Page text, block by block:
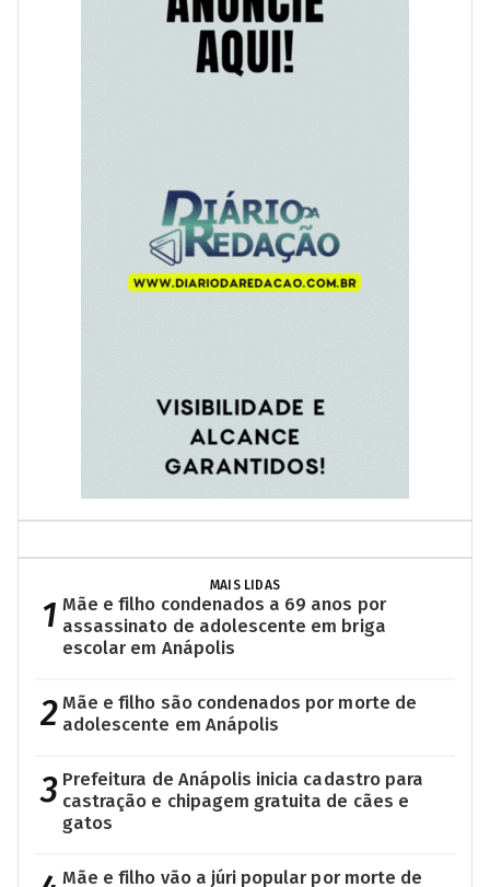
MAIS LIDAS
1 Mãe e filho condenados a 69 anos por
assassinato de adolescente em briga
escolar em Anápolis
2 Mãe e filho são condenados por morte de
adolescente em Anápolis
3 Prefeitura de Anápolis inicia cadastro para
castração e chipagem gratuita de cães e
gatos
Mãe e filho vão a júri popular por morte de